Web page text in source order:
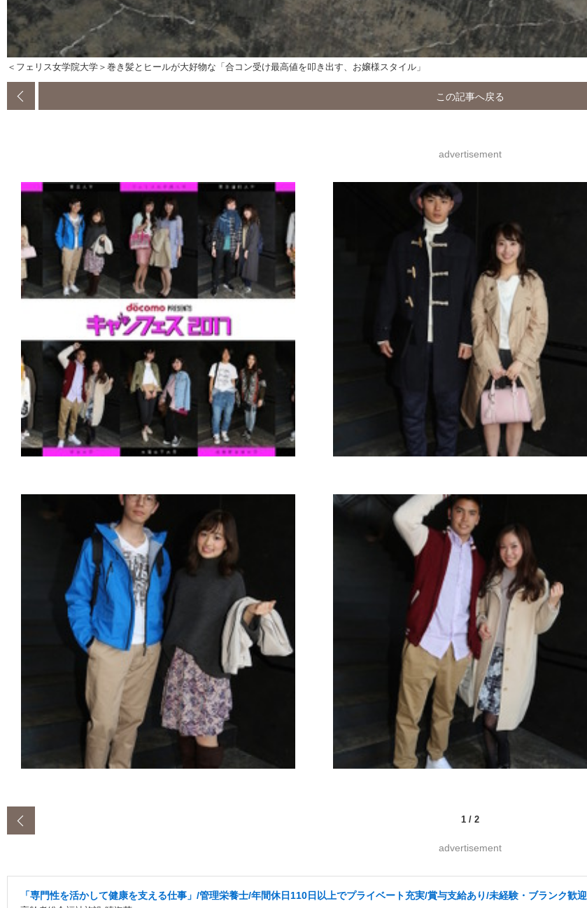
＜フェリス女学院大学＞巻き髪とヒールが大好物な「合コン受け最高値を叩き出す、お嬢様スタイル」
この記事へ戻る
advertisement
1 / 2
advertisement
「専門性を活かして健康を支える仕事」/管理栄養士/年間休日110日以上でプライベート充実/賞与支給あり/未経験・ブランク歓迎